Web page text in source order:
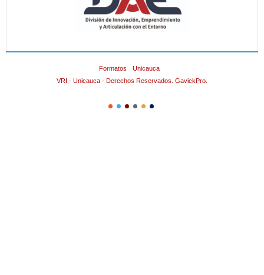
Formatos
Unicauca
VRI - Unicauca - Derechos Reservados. GavickPro.